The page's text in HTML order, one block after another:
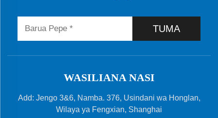
TUMA
WASILIANA NASI
Add: Jengo 3&6, Namba. 376, Usindani wa Honglan,
Wilaya ya Fengxian, Shanghai